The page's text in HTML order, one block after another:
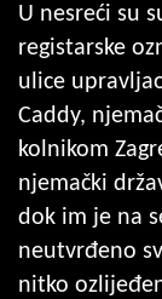
U nesreći su
registarske
ulice
Caddy,
kolnikom
njemački
dok im je na
neutvrđeno
nitko